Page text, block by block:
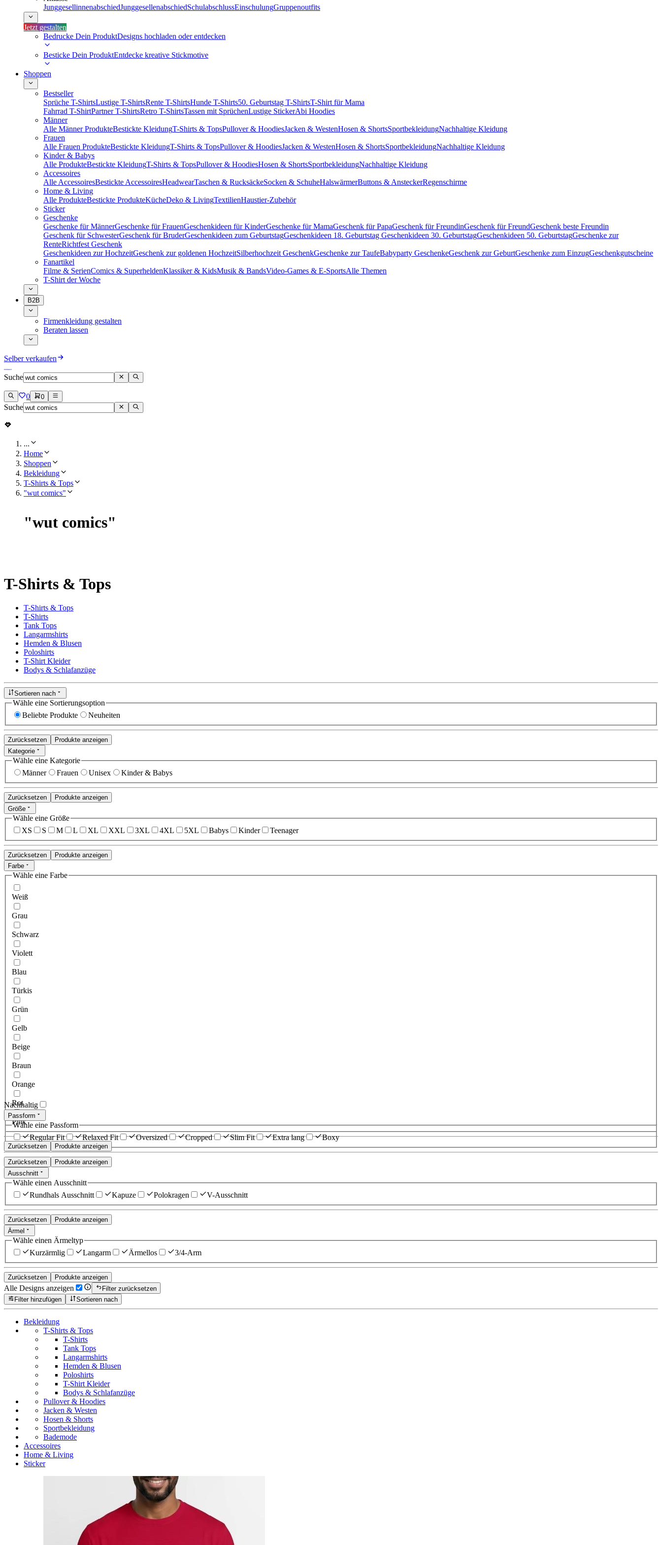
JunggesellinnenabschiedJunggesellenabschiedSchulabschlussEinschulungGruppenoutfits
Jetzt gestalten
Bedrucke Dein ProduktDesigns hochladen oder entdecken
Besticke Dein ProduktEntdecke kreative Stickmotive
Shoppen
Bestseller
Sprüche T-ShirtsLustige T-ShirtsRente T-ShirtsHunde T-Shirts50. Geburtstag T-ShirtsT-Shirt für Mama
Fahrrad T-ShirtPartner T-ShirtsRetro T-ShirtsTassen mit SprüchenLustige StickerAbi Hoodies
Männer
Alle Männer ProdukteBestickte KleidungT-Shirts & TopsPullover & HoodiesJacken & WestenHosen & ShortsSportbekleidungNachhaltige Kleidung
Frauen
Alle Frauen ProdukteBestickte KleidungT-Shirts & TopsPullover & HoodiesJacken & WestenHosen & ShortsSportbekleidungNachhaltige Kleidung
Kinder & Babys
Alle ProdukteBestickte KleidungT-Shirts & TopsPullover & HoodiesHosen & ShortsSportbekleidungNachhaltige Kleidung
Accessoires
Alle AccessoiresBestickte AccessoiresHeadwearTaschen & RucksäckeSocken & SchuheHalswärmerButtons & AnsteckerRegenschirme
Home & Living
Alle ProdukteBestickte ProdukteKücheDeko & LivingTextilienHaustier-Zubehör
Sticker
Geschenke
Geschenke für MännerGeschenke für FrauenGeschenkideen für KinderGeschenke für MamaGeschenk für PapaGeschenk für FreundinGeschenk für FreundGeschenk beste Freundin
Geschenk für SchwesterGeschenk für BruderGeschenkideen zum GeburtstagGeschenkideen 18. Geburtstag Geschenkideen 30. GeburtstagGeschenkideen 50. GeburtstagGeschenke zur
RenteRichtfest Geschenk
Geschenkideen zur HochzeitGeschenk zur goldenen HochzeitSilberhochzeit GeschenkGeschenke zur TaufeBabyparty GeschenkeGeschenk zur GeburtGeschenke zum EinzugGeschenkgutscheine
Fanartikel
Filme & SerienComics & SuperheldenKlassiker & KidsMusik & BandsVideo-Games & E-SportsAlle Themen
T-Shirt der Woche
B2B
Firmenkleidung gestalten
Beraten lassen
Selber verkaufen
Suche
0 0
Suche
...
Home
Shoppen
Bekleidung
T-Shirts & Tops
"wut comics"
"wut comics"
T-Shirts & Tops
T-Shirts & Tops
T-Shirts
Tank Tops
Langarmshirts
Hemden & Blusen
Poloshirts
T-Shirt Kleider
Bodys & Schlafanzüge
Sortieren nach
Wähle eine Sortierungsoption
Beliebte Produkte
Neuheiten
Zurücksetzen
Produkte anzeigen
Kategorie
Wähle eine Kategorie
Männer
Frauen Unisex Kinder & Babys
Zurücksetzen
Produkte anzeigen
Größe
Wähle eine Größe
XS
S M L XL XXL 3XL 4XL 5XL Babys Kinder Teenager
Zurücksetzen
Produkte anzeigen
Farbe
Wähle eine Farbe
Weiß
Grau
Schwarz
Violett
Blau
Türkis
Grün
Gelb
Beige
Braun
Orange
Rot
Pink
Zurücksetzen Produkte anzeigen
Nachhaltig
Passform
Wähle eine Passform
Regular Fit
Relaxed Fit Oversized Cropped Slim Fit Extra lang Boxy
Zurücksetzen
Produkte anzeigen
Ausschnitt
Wähle einen Ausschnitt
Rundhals Ausschnitt
Kapuze Polokragen V-Ausschnitt
Zurücksetzen
Produkte anzeigen
Ärmel
Wähle einen Ärmeltyp
Kurzärmlig
Langarm Ärmellos 3/4-Arm
Zurücksetzen Produkte anzeigen
Alle Designs anzeigen
Filter zurücksetzen
Filter hinzufügen
Sortieren nach
Bekleidung
T-Shirts & Tops
T-Shirts
Tank Tops
Langarmshirts
Hemden & Blusen
Poloshirts
T-Shirt Kleider
Bodys & Schlafanzüge
Pullover & Hoodies
Jacken & Westen
Hosen & Shorts
Sportbekleidung
Bademode
Accessoires
Home & Living
Sticker